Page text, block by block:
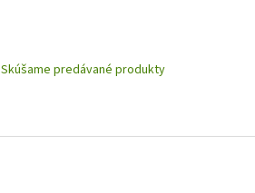
Skúšame predávané produkty